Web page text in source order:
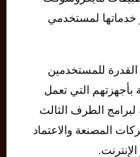
لمستخدمي
القدرة للمستخدمين
بأجهزتهم التي تعمل
الحاجة لبرامج الطرف الثالث
المصنعة والاعتماد